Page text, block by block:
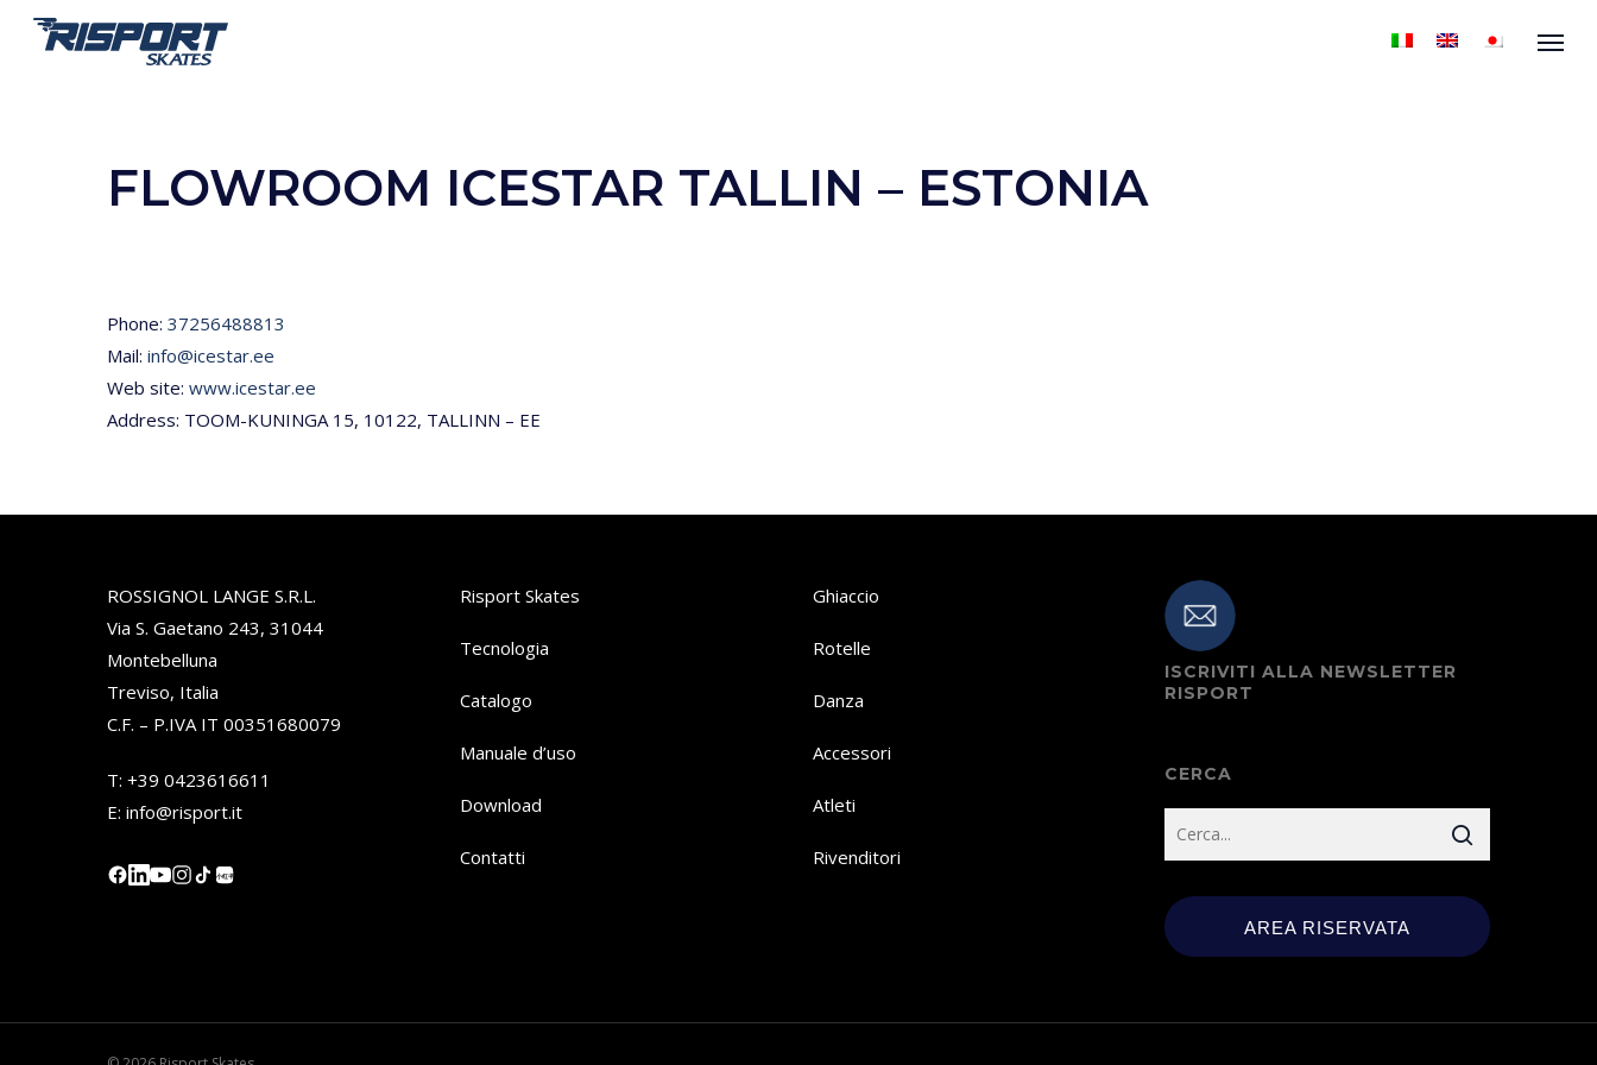
Menu
FLOWROOM ICESTAR TALLIN – ESTONIA
Phone: 37256488813
Mail: info@icestar.ee
Web site: www.icestar.ee
Address: TOOM-KUNINGA 15, 10122, TALLINN – EE
ROSSIGNOL LANGE S.R.L.
Via S. Gaetano 243, 31044
Montebelluna
Treviso, Italia
C.F. – P.IVA IT 00351680079
T: +39 0423616611
E: info@risport.it
小红书
Risport Skates
Tecnologia
Catalogo
Manuale d’uso
Download
Contatti
Ghiaccio
Rotelle
Danza
Accessori
Atleti
Rivenditori
ISCRIVITI ALLA NEWSLETTER
RISPORT
CERCA
AREA RISERVATA